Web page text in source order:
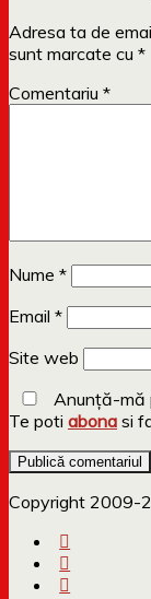
Adresa ta de
sunt marcate cu *
Comentariu *
Nume *
Email *
Site web
Anunță-mă
Te poti abona si
Copyright 2009-